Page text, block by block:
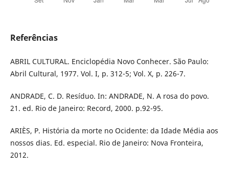
Referências
ABRIL CULTURAL. Enciclopédia Novo Conhecer. São Paulo:
Abril Cultural, 1977. Vol. I, p. 312-5; Vol. X, p. 226-7.
ANDRADE, C. D. Resíduo. In: ANDRADE, N. A rosa do povo.
21. ed. Rio de Janeiro: Record, 2000. p.92-95.
ARIÈS, P. História da morte no Ocidente: da Idade Média aos
nossos dias. Ed. especial. Rio de Janeiro: Nova Fronteira,
2012.